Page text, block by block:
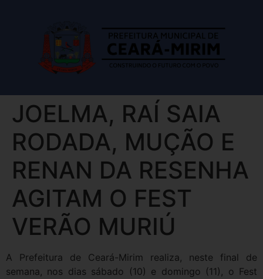
JOELMA, RAÍ SAIA
RODADA, MUÇÃO E
RENAN DA RESENHA
AGITAM O FEST
VERÃO MURIÚ
A Prefeitura de Ceará-Mirim realiza, neste final de
semana, nos dias sábado (10) e domingo (11), o Fest